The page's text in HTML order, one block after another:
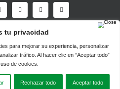
|Herramientas|Canal Vídeo|
Newsletter